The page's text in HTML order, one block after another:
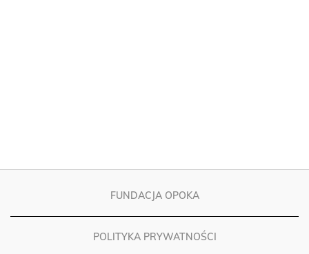
FUNDACJA OPOKA
POLITYKA PRYWATNOŚCI